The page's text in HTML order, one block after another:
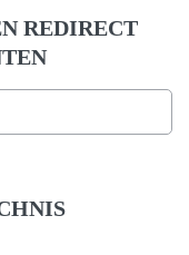
REDIRECT